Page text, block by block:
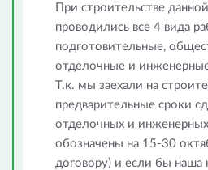
При строительстве
проводились все 4 вида
подготовительные,
отделочные и
Т.к. мы заехали на
предварительные сроки
отделочных и
обозначены на 15-30
договору) и если бы наша